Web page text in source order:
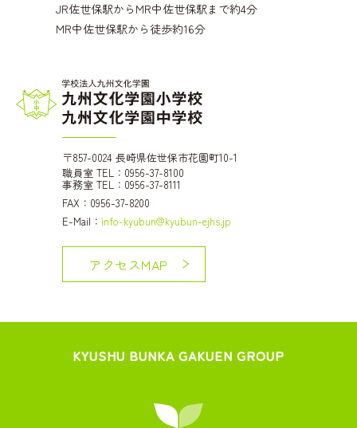
JR佐世保駅からMR中佐世保駅まで約4分
MR中佐世保駅から徒歩約16分
〒857-0024 長崎県佐世保市花園町10-1
職員室 TEL：0956-37-8100
事務室 TEL：0956-37-8111
FAX：0956-37-8200
E-Mail： info-kyubun@kyubun-ejhs.jp
アクセスMAP
KYUSHU BUNKA GAKUEN GROUP